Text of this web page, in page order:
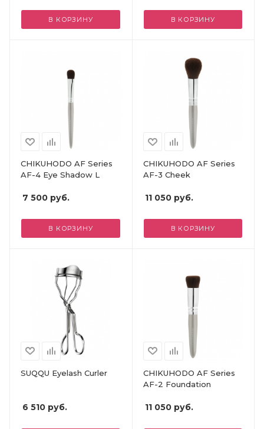
В КОРЗИНУ В КОРЗИНУ
CHIKUHODO AF Series
AF-4 Eye Shadow L
7 500 руб.
В КОРЗИНУ
CHIKUHODO AF Series
AF-3 Cheek
11 050руб.
В КОРЗИНУ
SUQQU Eyelash Curler
6 510 руб.
CHIKUHODO AF Series
AF-2 Foundation
11 050руб.